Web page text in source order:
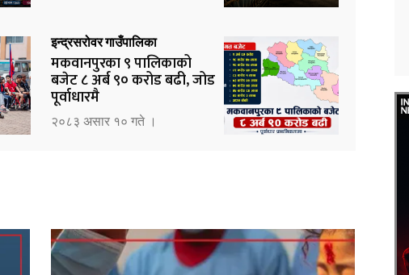
इन्द्रसरोवर गाउँपालिका
मकवानपुरका ९ पालिकाको
बजेट ८ अर्ब ९० करोड बढी, जोड
पूर्वाधारमै
२०८३ असार १० गते ।